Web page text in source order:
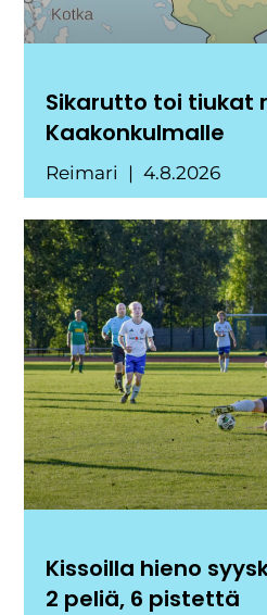
Sikarutto toi tiukat
Kaakonkulmalle
Reimari 4.8.2026
Kissoilla hieno
2 peliä, 6 pistettä